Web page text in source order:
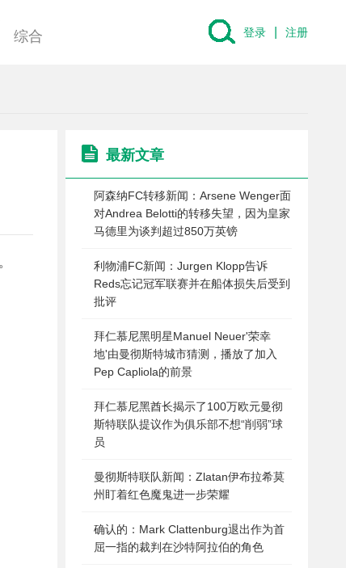
综合 登录 注册
最新文章
阿森纳FC转移新闻：Arsene Wenger面
对Andrea Belotti的转移失望，因为皇家
马德里为谈判超过850万英镑
利物浦FC新闻：Jurgen Klopp告诉
Reds忘记冠军联赛并在船体损失后受到
批评
拜仁慕尼黑明星Manuel Neuer'荣幸
地'由曼彻斯特城市猜测，播放了加入
Pep Capliola的前景
拜仁慕尼黑酋长揭示了100万欧元曼彻
斯特联队提议作为俱乐部不想“削弱”球
员
曼彻斯特联队新闻：Zlatan伊布拉希莫
州盯着红色魔鬼进一步荣耀
确认的：Mark Clattenburg退出作为首
屈一指的裁判在沙特阿拉伯的角色